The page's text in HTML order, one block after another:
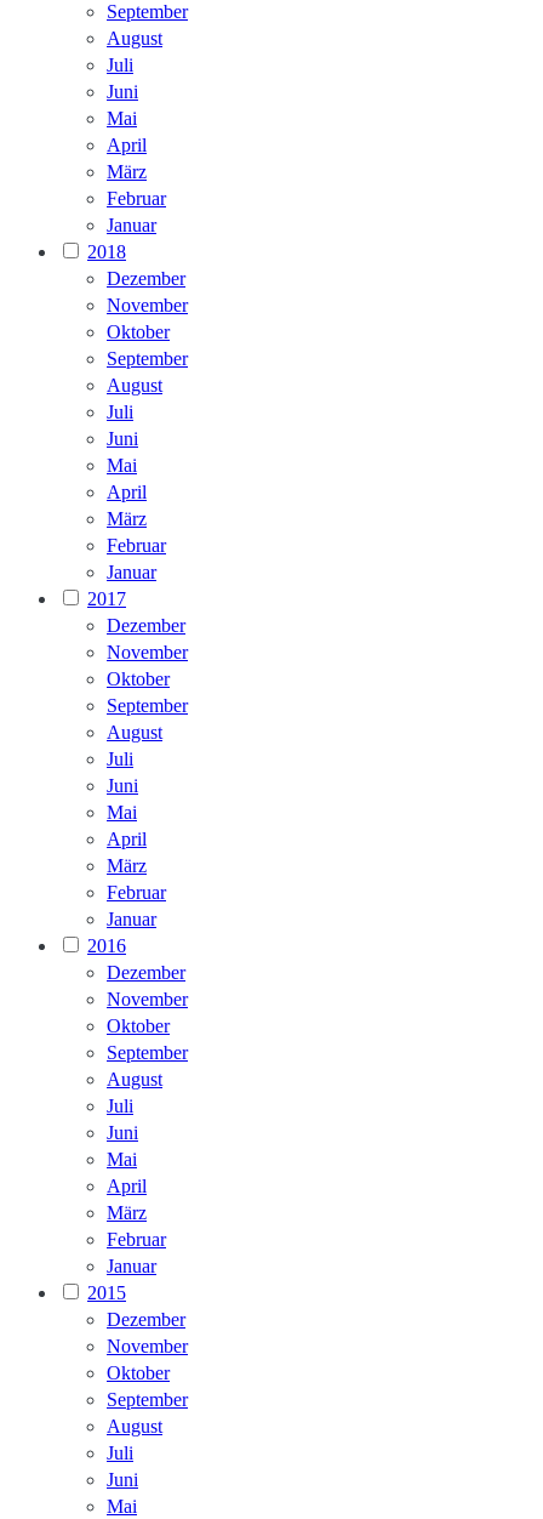
September
August
Juli
Juni
Mai
April
März
Februar
Januar
2018
Dezember
November
Oktober
September
August
Juli
Juni
Mai
April
März
Februar
Januar
2017
Dezember
November
Oktober
September
August
Juli
Juni
Mai
April
März
Februar
Januar
2016
Dezember
November
Oktober
September
August
Juli
Juni
Mai
April
März
Februar
Januar
2015
Dezember
November
Oktober
September
August
Juli
Juni
Mai